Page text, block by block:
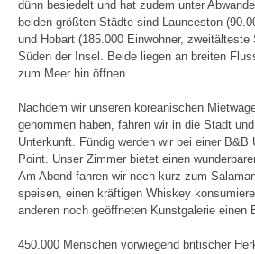
dünn besiedelt und hat zudem unter
beiden größten Städte sind Launceston
und Hobart (185.000 Einwohner, zweitälteste
Süden der Insel. Beide liegen an breiten
zum Meer hin öffnen.
Nachdem wir unseren koreanischen
genommen haben, fahren wir in die Stadt
Unterkunft. Fündig werden wir bei einer
Point. Unser Zimmer bietet einen
Am Abend fahren wir noch kurz zum
speisen, einen kräftigen Whiskey
anderen noch geöffneten Kunstgalerie einen
450.000 Menschen vorwiegend britischer